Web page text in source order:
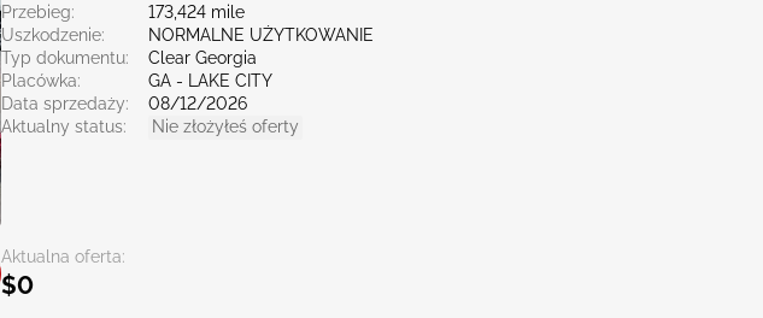
Przebieg:
173,424 mile
Uszkodzenie:
NORMALNE UŻYTKOWANIE
Typ dokumentu:
Clear Georgia
Placówka:
GA - LAKE CITY
Data sprzedaży:
08/12/2026
Aktualny status:
Nie złożyłeś oferty
Aktualna oferta:
$0